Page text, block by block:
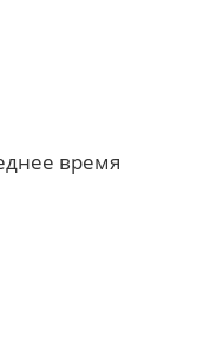
время